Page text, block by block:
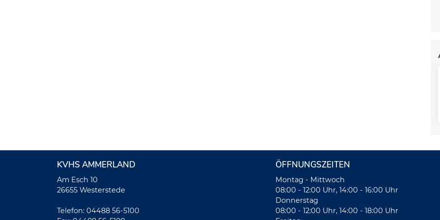
KVHS AMMERLAND
Am Esch 10
26655 Westerstede
Telefon: 04488 56-5100
ÖFFNUNGSZEITEN
Montag - Mittwoch
08:00 - 12:00 Uhr, 14:00 - 16:00 Uhr
Donnerstag
08:00 - 12:00 Uhr, 14:00 - 18:00 Uhr